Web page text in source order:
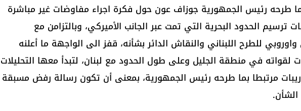
طرحه رئيس الجمهورية جوزاف عون حول فكرة اجراء مفاوضات غير مباشرة
ترسيم الحدود البحرية التي تمت عبر الجانب الأميركي، وبالتزامن مع
للطرح اللبناني والنقاش الدائر بشأنه، قفز الى الواجهة ما أعلنه
لقواته في منطقة الجليل وعلى طول الحدود مع لبنان، لتبدأ معها التحليلات
مرتبطا بما طرحه رئيس الجمهورية، بمعنى أن تكون رسالة رفض مسبقة